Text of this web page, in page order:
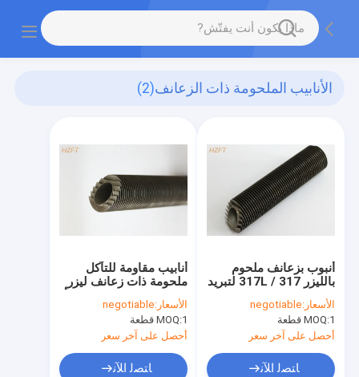
الأنابيب الملحومة ذات الزعانف(2)
أنابيب مقاومة للتآكل
ملحومة ذات زعانف ليزر
من الفولاذ المقاوم للصدأ
للمبادلات الحرارية
الأسعار:negotiable
MOQ:1 قطعة
أحصل على آخر سعر
ﺎﺘﺼﻟ ﺍﻶﻧ
أنبوب بزعانف ملحوم
بالليزر 317 / 317L لتبريد
الغاز من الفراء الصناعي
الأسعار:negotiable
MOQ:1 قطعة
أحصل على آخر سعر
ﺎﺘﺼﻟ ﺍﻶﻧ